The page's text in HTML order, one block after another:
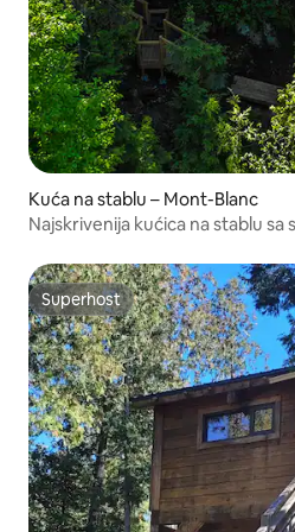
Kuća na stablu – Mont-Blanc
Najskrivenija kućica na stablu
Superhost
Superhost